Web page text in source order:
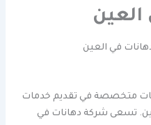
في العين
متخصصة في تقديم خدمات
تسعى شركة دهانات في